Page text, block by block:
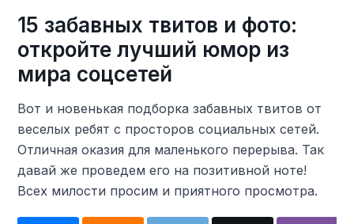
15 забавных твитов и фото:
откройте лучший юмор из
мира соцсетей
Вот и новенькая подборка забавных твитов от
веселых ребят с просторов социальных сетей.
Отличная оказия для маленького перерыва. Так
давай же проведем его на позитивной ноте!
Всех милости просим и приятного просмотра.